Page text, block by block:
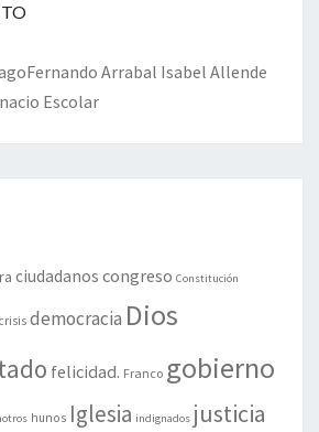
Fernando Arrabal Isabel Allende
Escolar
ciudadanos congreso Constitución
crisis democracia Dios
felicidad. Franco gobierno
hunos Iglesia indignados justicia